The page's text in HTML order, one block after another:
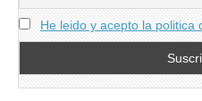
He leido y acepto la politica